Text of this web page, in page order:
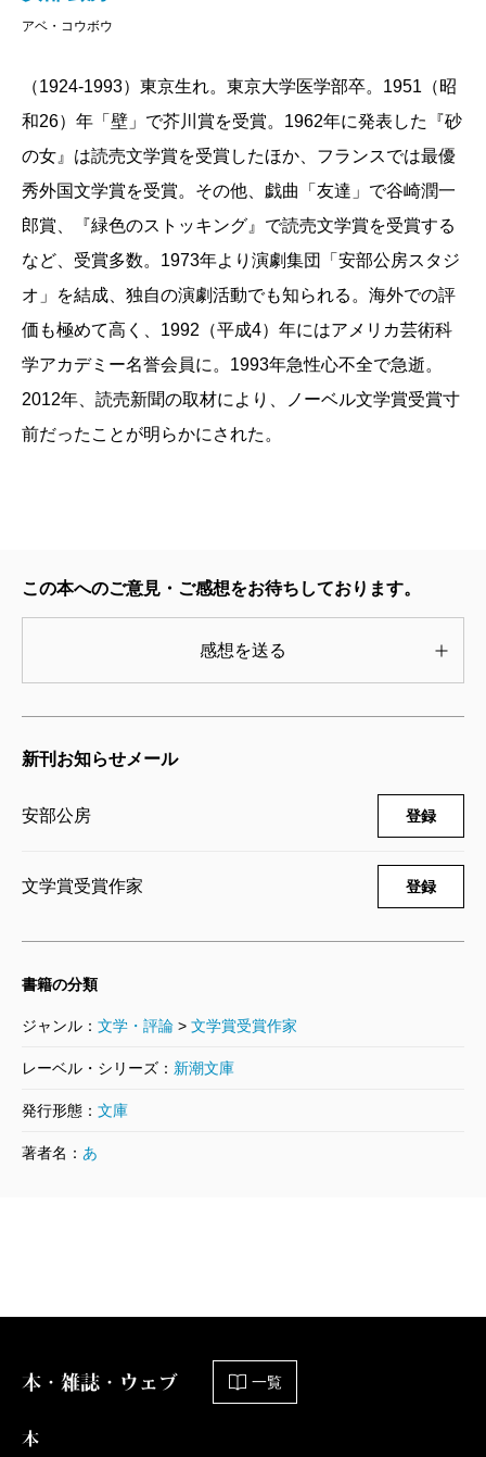
アベ・コウボウ
（1924-1993）東京生れ。東京大学医学部卒。1951（昭
和26）年「壁」で芥川賞を受賞。1962年に発表した『砂
の女』は読売文学賞を受賞したほか、フランスでは最優
秀外国文学賞を受賞。その他、戯曲「友達」で谷崎潤一
郎賞、『緑色のストッキング』で読売文学賞を受賞する
など、受賞多数。1973年より演劇集団「安部公房スタジ
オ」を結成、独自の演劇活動でも知られる。海外での評
価も極めて高く、1992（平成4）年にはアメリカ芸術科
学アカデミー名誉会員に。1993年急性心不全で急逝。
2012年、読売新聞の取材により、ノーベル文学賞受賞寸
前だったことが明らかにされた。
この本へのご意見・ご感想をお待ちしております。
感想を送る
新刊お知らせメール
安部公房 登録
文学賞受賞作家 登録
書籍の分類
ジャンル： 文学・評論 > 文学賞受賞作家
レーベル・シリーズ： 新潮文庫
発行形態： 文庫
著者名： あ
本・雑誌・ウェブ 一覧
本